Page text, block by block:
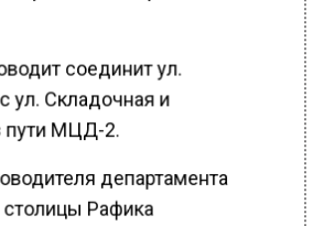
соединит ул.
ул. Складочная и
пути МЦД-2.
департамента
столицы Рафика